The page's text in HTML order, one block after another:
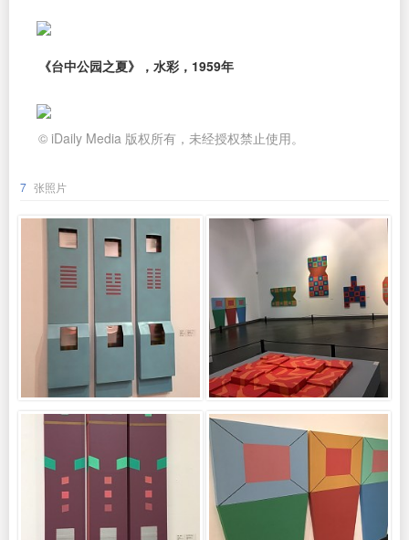
《台中公园之夏》，水彩，1959年
© iDaily Media 版权所有，未经授权禁止使用。
7 张照片